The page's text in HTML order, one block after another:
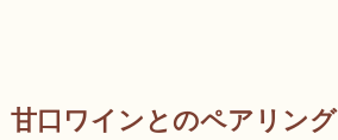
甘口ワインとのペアリング